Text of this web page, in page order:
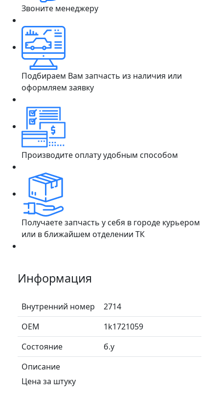
Звоните менеджеру
Подбираем Вам запчасть из наличия или
оформляем заявку
Производите оплату удобным способом
Получаете запчасть у себя в городе курьером
или в ближайшем отделении ТК
Информация
Внутренний номер
2714
ОЕМ
1k1721059
Состояние
б.у
Описание
Цена за штуку